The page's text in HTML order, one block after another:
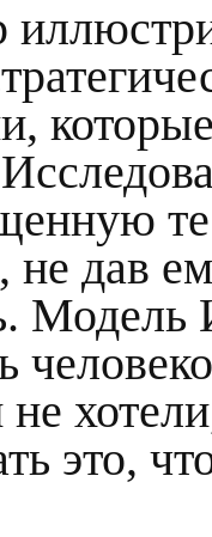
не дав
не
это,